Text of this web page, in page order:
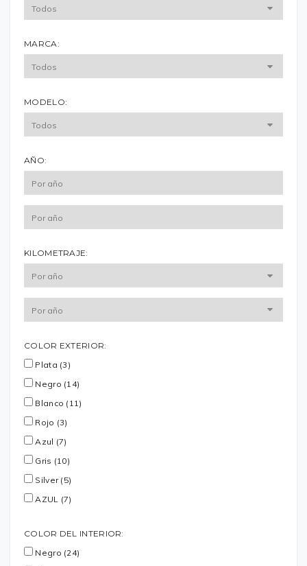
MARCA:
MODELO:
AÑO:
KILOMETRAJE:
COLOR EXTERIOR:
Plata (3)
Negro (14)
Blanco (11)
Rojo (3)
Azul (7)
Gris (10)
Silver (5)
AZUL (7)
COLOR DEL INTERIOR:
Negro (24)